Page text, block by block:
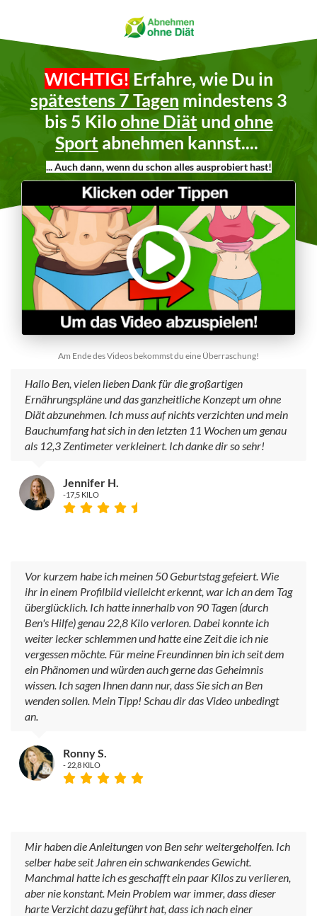
WICHTIG! Erfahre, wie Du in
spätestens 7 Tagen mindestens 3
bis 5 Kiloohne Diät und ohne
Sport abnehmen kannst....
... Auch dann, wenn du schon alles ausprobiert hast!
Am Ende des Videos bekommst du eine Überraschung!
Hallo Ben, vielen lieben Dank für die großartigen
Ernährungspläne und das ganzheitliche Konzept um ohne
Diät abzunehmen. Ich muss auf nichts verzichten und mein
Bauchumfang hat sich in den letzten 11 Wochen um genau
als 12,3 Zentimeter verkleinert. Ich danke dir so sehr!
Jennifer H.
-17,5 KILO
Vor kurzem habe ich meinen 50 Geburtstag gefeiert. Wie
ihr in einem Profilbild vielleicht erkennt, war ich an dem Tag
überglücklich. Ich hatte innerhalb von 90 Tagen (durch
Ben's Hilfe) genau 22,8 Kilo verloren. Dabei konnte ich
weiter lecker schlemmen und hatte eine Zeit die ich nie
vergessen möchte. Für meine Freundinnen bin ich seit dem
ein Phänomen und würden auch gerne das Geheimnis
wissen. Ich sagen Ihnen dann nur, dass Sie sich an Ben
wenden sollen. Mein Tipp! Schau dir das Video unbedingt
an.
Ronny S.
- 22,8 KILO
Mir haben die Anleitungen von Ben sehr weitergeholfen. Ich
selber habe seit Jahren ein schwankendes Gewicht.
Manchmal hatte ich es geschafft ein paar Kilos zu verlieren,
aber nie konstant. Mein Problem war immer, dass dieser
harte Verzicht dazu geführt hat, dass ich nach einer